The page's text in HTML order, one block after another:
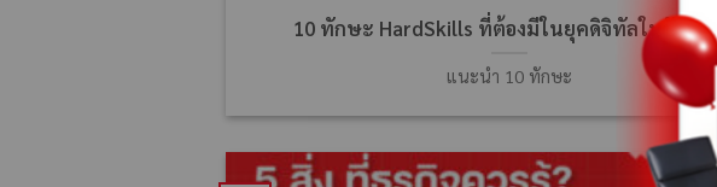
10 ทักษะ HardSkills ที่ต้องมีในยุคดิจิทัลในปัจจุบัน
แนะนำ 10 ทักษะ